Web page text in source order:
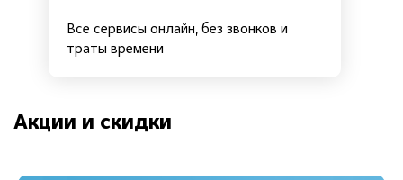
Все сервисы онлайн, без звонков и
траты времени
Акции и скидки